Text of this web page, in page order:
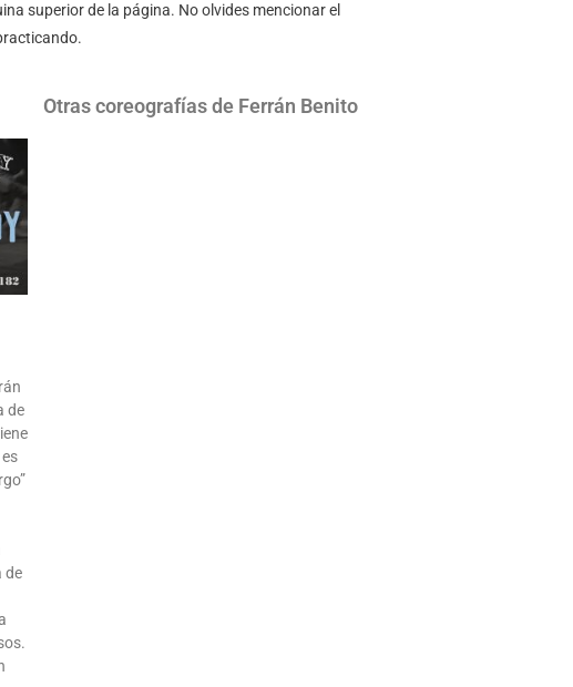
superior de la página. No olvides mencionar el
Otras coreografías de Ferrán Benito
de
de